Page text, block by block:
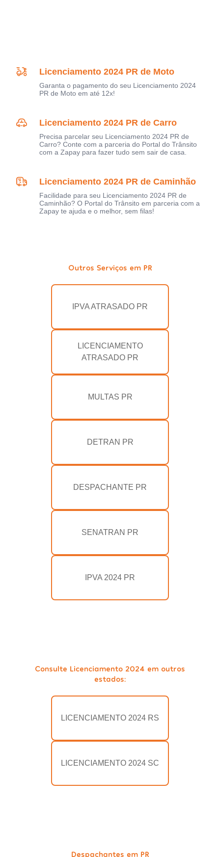
Licenciamento 2024 PR de Moto
Garanta o pagamento do seu Licenciamento 2024
PR de Moto em até 12x!
Licenciamento 2024 PR de Carro
Precisa parcelar seu Licenciamento 2024 PR de
Carro? Conte com a parceria do Portal do Trânsito
com a Zapay para fazer tudo sem sair de casa.
Licenciamento 2024 PR de Caminhão
Facilidade para seu Licenciamento 2024 PR de
Caminhão? O Portal do Trânsito em parceria com a
Zapay te ajuda e o melhor, sem filas!
Outros Serviços em PR
IPVA ATRASADO PR
LICENCIAMENTO
ATRASADO PR
MULTAS PR
DETRAN PR
DESPACHANTE PR
SENATRAN PR
IPVA 2024 PR
Consulte Licenciamento 2024 em outros
estados:
LICENCIAMENTO 2024 RS
LICENCIAMENTO 2024 SC
Despachantes em PR